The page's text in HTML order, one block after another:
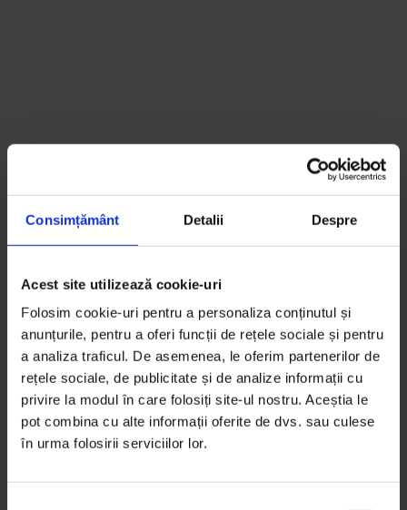
Consimțământ Detalii Despre
Acest site utilizează cookie-uri
Folosim cookie-uri pentru a personaliza conținutul și
anunțurile, pentru a oferi funcții de rețele sociale și pentru
a analiza traficul. De asemenea, le oferim partenerilor de
rețele sociale, de publicitate și de analize informații cu
privire la modul în care folosiți site-ul nostru. Aceștia le
pot combina cu alte informații oferite de dvs. sau culese
în urma folosirii serviciilor lor.
Totul se
așază, baby